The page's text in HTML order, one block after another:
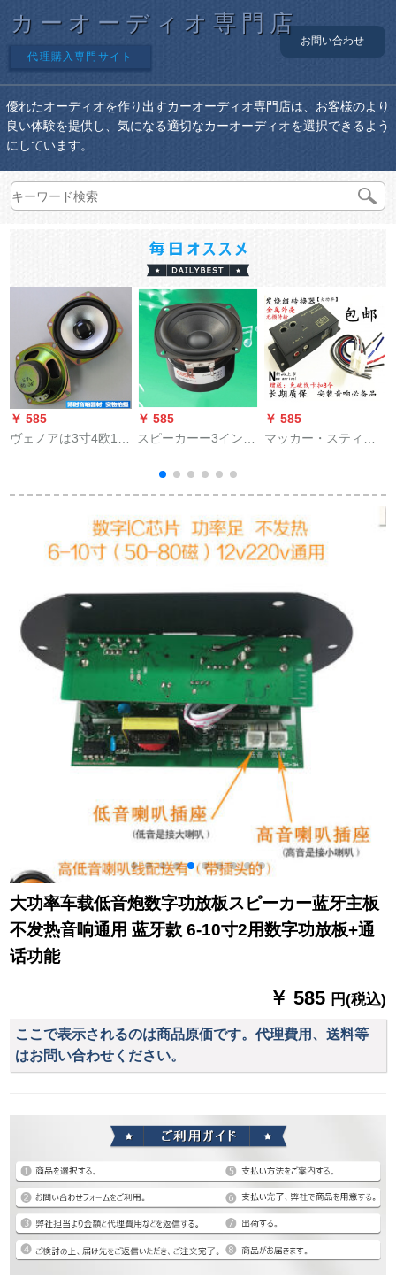
カーオーディオ専門店
代理購入専門サイト
お問い合わせ
優れたオーディオを作り出すカーオーディオ専門店は、お客様のより
良い体験を提供し、気になる適切なカーオーディオを選択できるよう
にしています。
￥ 585
ヴェノアは3寸4欧10
ます。ピピカの高音
質スペクター音响10
Wのスペクトラムカ
ードです。
￥ 585
スピーカーー3インチ
ンチ全周波数スピー
カーー3インチー全周
波数ソプラノテノー
ルパリパリ低音g白
(単价)4欧
￥ 585
マッカー・スティエ
の延長時に、車載ア
コーディブメタル変
換器をカステラとし
て熱レベッルを発行
カドを8つ送る。
大功率车载低音炮数字功放板スピーカー蓝牙主板
不发热音响通用 蓝牙款 6-10寸2用数字功放板+通
话功能
￥ 585 円(税込)
ここで表示されるのは商品原価です。代理費用、送料等
はお問い合わせください。